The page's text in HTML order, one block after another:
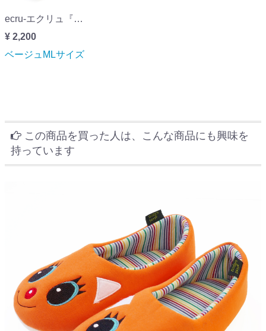
ecru-エクリュ『絨毯パイル』ベージュMLサイズ
¥ 2,200
ベージュMLサイズ
この商品を買った人は、こんな商品にも興味を
持っています